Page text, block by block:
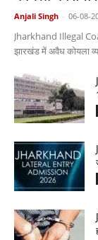
Anjali Singh - 06-08-
Jharkhand Illegal
झारखंड में अवैध कोयला